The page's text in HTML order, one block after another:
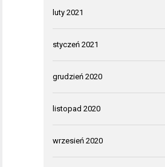
luty 2021
styczeń 2021
grudzień 2020
listopad 2020
wrzesień 2020